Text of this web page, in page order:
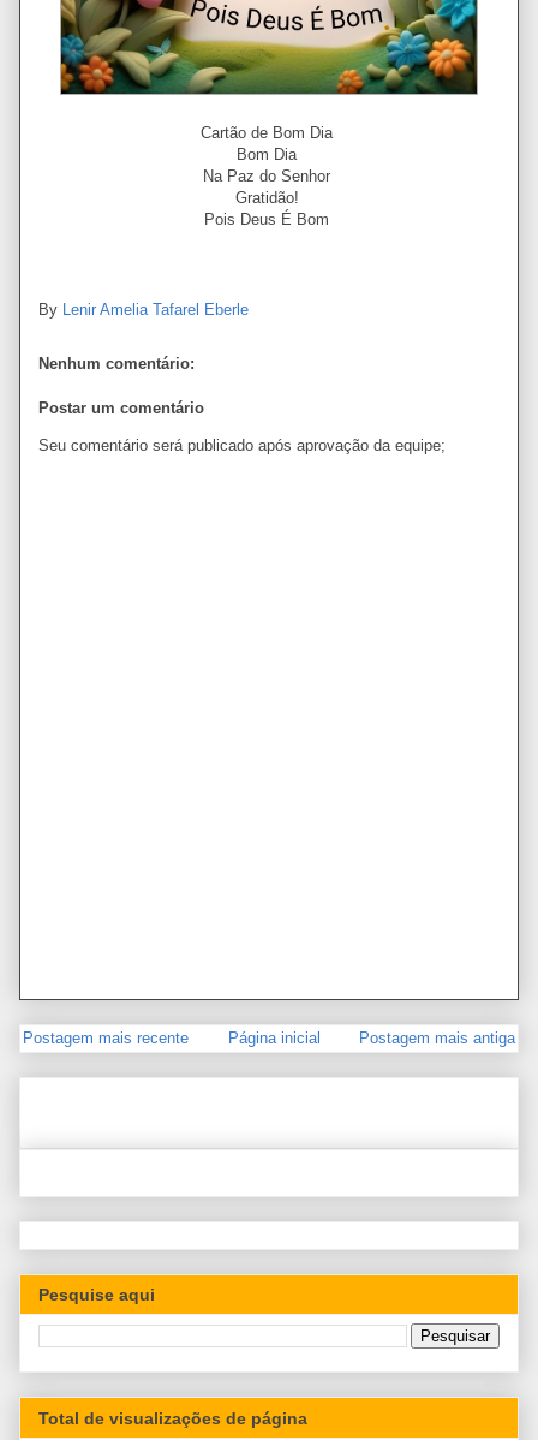
Cartão de Bom Dia
Bom Dia
Na Paz do Senhor
Gratidão!
Pois Deus É Bom
By Lenir Amelia Tafarel Eberle
Nenhum comentário:
Postar um comentário
Seu comentário será publicado após aprovação da equipe;
Postagem mais recente Postagem mais antiga
Página inicial
Pesquise aqui
Total de visualizações de página